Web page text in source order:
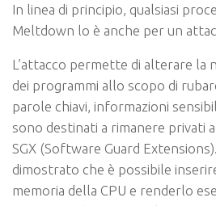
In linea di principio, qualsiasi
Meltdown lo è anche per un
L’attacco permette di alterare la
dei programmi allo scopo di
parole chiavi, informazioni
sono destinati a rimanere privati
SGX (Software Guard Extensions
dimostrato che è possibile
memoria della CPU e renderlo